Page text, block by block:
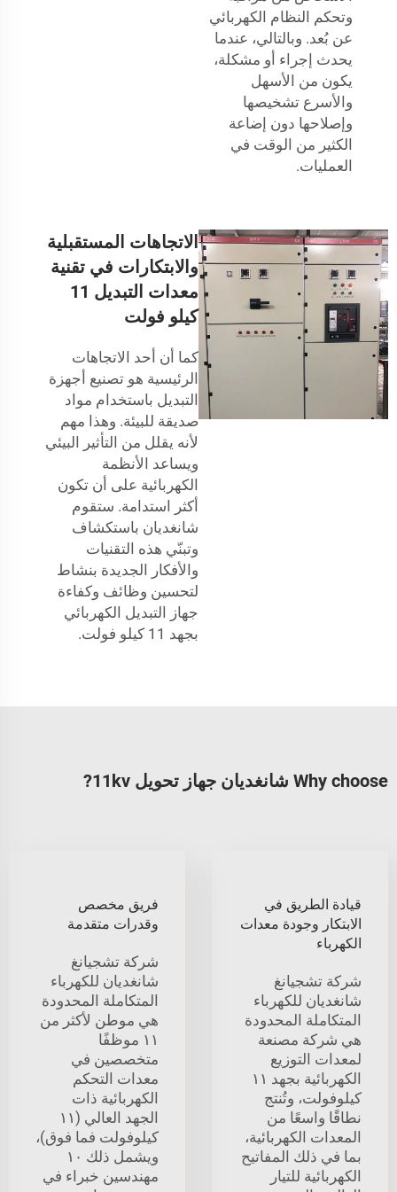
وتحكم النظام الكهربائي
عن بُعد. وبالتالي، عندما
يحدث إجراء أو مشكلة،
يكون من الأسهل
والأسرع تشخيصها
وإصلاحها دون إضاعة
الكثير من الوقت في
العمليات.
الاتجاهات المستقبلية
والابتكارات في تقنية
معدات التبديل 11
كيلو فولت
كما أن أحد الاتجاهات
الرئيسية هو تصنيع أجهزة
التبديل باستخدام مواد
صديقة للبيئة. وهذا مهم
لأنه يقلل من التأثير البيئي
ويساعد الأنظمة
الكهربائية على أن تكون
أكثر استدامة. ستقوم
شانغديان باستكشاف
وتبنّي هذه التقنيات
والأفكار الجديدة بنشاط
لتحسين وظائف وكفاءة
جهاز التبديل الكهربائي
بجهد 11 كيلو فولت.
Why choose شانغديان جهاز تحويل 11kv?
قيادة الطريق في
الابتكار وجودة معدات
الكهرباء
شركة تشجيانغ
شانغديان للكهرباء
المتكاملة المحدودة
هي شركة مصنعة
لمعدات التوزيع
الكهربائية بجهد ١١
كيلوفولت، وتُنتج
نطاقًا واسعًا من
المعدات الكهربائية،
بما في ذلك المفاتيح
الكهربائية للتيار
فريق مخصص
وقدرات متقدمة
شركة تشجيانغ
شانغديان للكهرباء
المتكاملة المحدودة
هي موطن لأكثر من
١١ موظفًا
متخصصين في
معدات التحكم
الكهربائية ذات
الجهد العالي (١١
كيلوفولت فما فوق)،
ويشمل ذلك ١٠
مهندسين خبراء في